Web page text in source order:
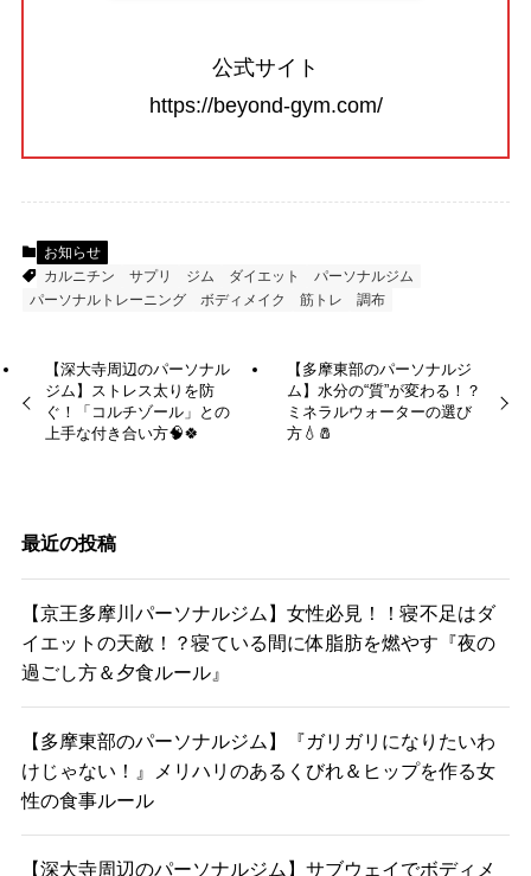
公式サイト
https://beyond-gym.com/
お知らせ
カルニチン
サプリ ジム ダイエット
パーソナルジム
パーソナルトレーニング
ボディメイク 筋トレ 調布
【深大寺周辺のパーソナル
ジム】ストレス太りを防
ぐ！「コルチゾール」との
上手な付き合い方🧠🍀
【多摩東部のパーソナルジ
ム】水分の“質”が変わる！？
ミネラルウォーターの選び
方💧🧂
最近の投稿
【京王多摩川パーソナルジム】女性必見！！寝不足はダ
イエットの天敵！？寝ている間に体脂肪を燃やす『夜の
過ごし方＆夕食ルール』
【多摩東部のパーソナルジム】『ガリガリになりたいわ
けじゃない！』メリハリのあるくびれ＆ヒップを作る女
性の食事ルール
【深大寺周辺のパーソナルジム】サブウェイでボディメ